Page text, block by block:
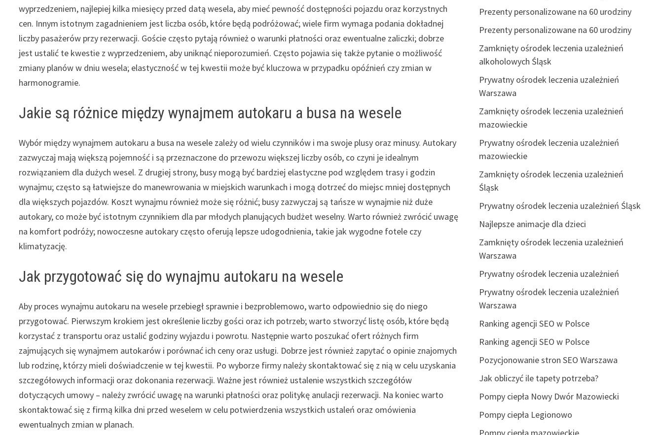
wyprzedzeniem, najlepiej kilka miesięcy przed datą wesela, aby mieć pewność dostępności pojazdu oraz korzystnych
cen. Innym istotnym zagadnieniem jest liczba osób, które będą podróżować; wiele firm wymaga podania dokładnej
liczby pasażerów przy rezerwacji. Goście często pytają również o warunki płatności oraz ewentualne zaliczki; dobrze
jest ustalić te kwestie z wyprzedzeniem, aby uniknąć nieporozumień. Często pojawia się także pytanie o możliwość
zmiany planów w dniu wesela; elastyczność w tej kwestii może być kluczowa w przypadku opóźnień czy zmian w
harmonogramie.
Jakie są różnice między wynajmem autokaru a busa na wesele
Wybór między wynajmem autokaru a busa na wesele zależy od wielu czynników i ma swoje plusy oraz minusy. Autokary
zazwyczaj mają większą pojemność i są przeznaczone do przewozu większej liczby osób, co czyni je idealnym
rozwiązaniem dla dużych wesel. Z drugiej strony, busy mogą być bardziej elastyczne pod względem trasy i godzin
wynajmu; często są łatwiejsze do manewrowania w miejskich warunkach i mogą dotrzeć do miejsc mniej dostępnych
dla większych pojazdów. Koszt wynajmu również może się różnić; busy zazwyczaj są tańsze w wynajmie niż duże
autokary, co może być istotnym czynnikiem dla par młodych planujących budżet weselny. Warto również zwrócić uwagę
na komfort podróży; nowoczesne autokary często oferują lepsze udogodnienia, takie jak wygodne fotele czy
klimatyzację.
Jak przygotować się do wynajmu autokaru na wesele
Aby proces wynajmu autokaru na wesele przebiegł sprawnie i bezproblemowo, warto odpowiednio się do niego
przygotować. Pierwszym krokiem jest określenie liczby gości oraz ich potrzeb; warto stworzyć listę osób, które będą
korzystać z transportu oraz ustalić godziny wyjazdu i powrotu. Następnie warto poszukać ofert różnych firm
zajmujących się wynajmem autokarów i porównać ich ceny oraz usługi. Dobrze jest również zapytać o opinie znajomych
lub rodzinę, którzy mieli doświadczenie w tej kwestii. Po wyborze firmy należy skontaktować się z nią w celu uzyskania
szczegółowych informacji oraz dokonania rezerwacji. Ważne jest również ustalenie wszystkich szczegółów
dotyczących umowy – należy zwrócić uwagę na warunki płatności oraz politykę anulacji rezerwacji. Na koniec warto
skontaktować się z firmą kilka dni przed weselem w celu potwierdzenia wszystkich ustaleń oraz omówienia
ewentualnych zmian w planach.
Prezenty personalizowane na 60 urodziny
Prezenty personalizowane na 60 urodziny
Zamknięty ośrodek leczenia uzależnień
alkoholowych Śląsk
Prywatny ośrodek leczenia uzależnień
Warszawa
Zamknięty ośrodek leczenia uzależnień
mazowieckie
Prywatny ośrodek leczenia uzależnień
mazowieckie
Zamknięty ośrodek leczenia uzależnień
Śląsk
Prywatny ośrodek leczenia uzależnień Śląsk
Najlepsze animacje dla dzieci
Zamknięty ośrodek leczenia uzależnień
Warszawa
Prywatny ośrodek leczenia uzależnień
Prywatny ośrodek leczenia uzależnień
Warszawa
Ranking agencji SEO w Polsce
Ranking agencji SEO w Polsce
Pozycjonowanie stron SEO Warszawa
Jak obliczyć ile tapety potrzeba?
Pompy ciepła Nowy Dwór Mazowiecki
Pompy ciepła Legionowo